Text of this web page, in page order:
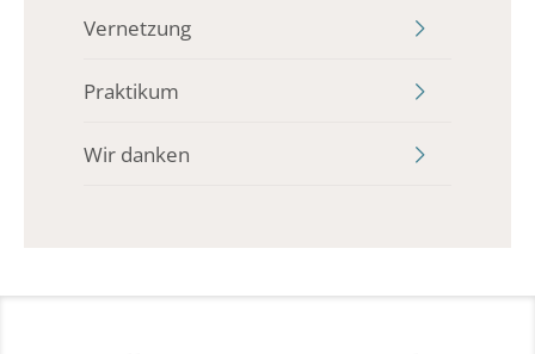
Vernetzung
Praktikum
Wir danken